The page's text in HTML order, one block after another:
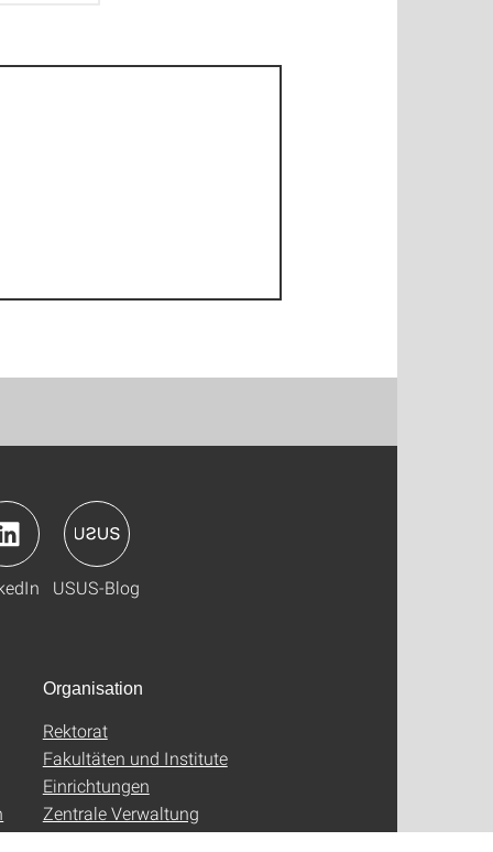
USUS-Blog
Organisation
Rektorat
Fakultäten und Institute
Einrichtungen
Zentrale Verwaltung